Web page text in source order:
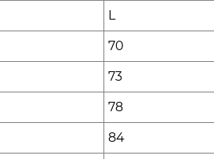
L
70
73
78
84